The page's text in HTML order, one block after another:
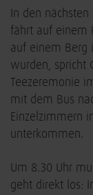
In den
fährt auf einem
auf einem Berg
wurden, spricht
Teezeremonie
mit dem Bus
Einzelzimmern
unterkommen.
Um 8.30 Uhr
geht direkt los: